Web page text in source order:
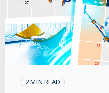
2 MIN READ